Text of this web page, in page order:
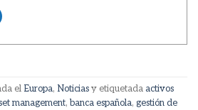
el Europa, Noticiasy etiquetada activos
management, banca española, gestión de